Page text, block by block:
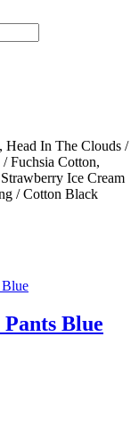
Head In The Clouds /
Fuchsia Cotton,
Ice Cream
/ Cotton Black
Blue